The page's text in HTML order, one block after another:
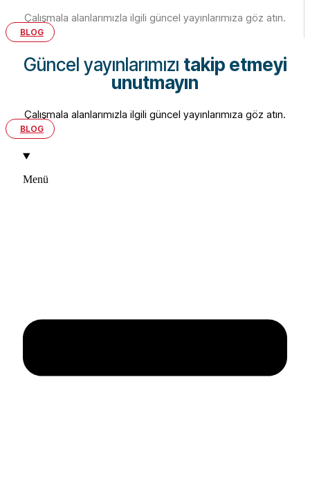
Çalışmala alanlarımızla ilgili güncel yayınlarımıza göz atın.
BLOG
Güncel yayınlarımızı takip etmeyi
unutmayın
Çalışmala alanlarımızla ilgili güncel yayınlarımıza göz atın.
BLOG
Menü